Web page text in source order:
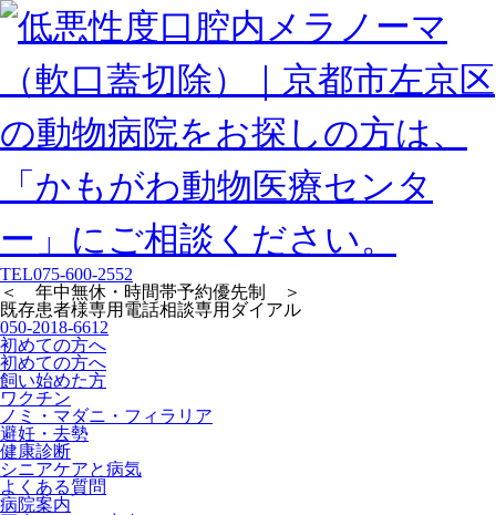
TEL075-600-2552
＜ 年中無休・時間帯予約優先制 ＞
既存患者様専用 電話相談専用ダイアル
050-2018-6612
初めての方へ
初めての方へ
飼い始めた方
ワクチン
ノミ・マダニ・フィラリア
避妊・去勢
健康診断
シニアケアと病気
よくある質問
病院案内